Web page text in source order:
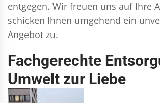
entgegen. Wir freuen uns auf Ihre
schicken Ihnen umgehend ein
Angebot zu.
Fachgerechte
Umwelt zur Liebe